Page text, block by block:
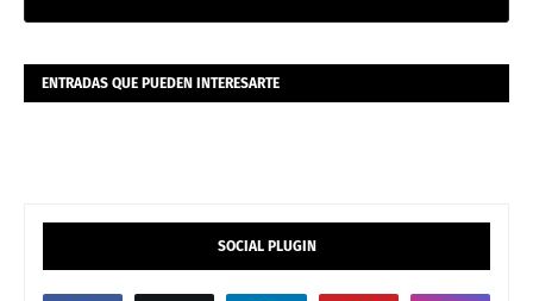
ENTRADAS QUE PUEDEN INTERESARTE
SOCIAL PLUGIN